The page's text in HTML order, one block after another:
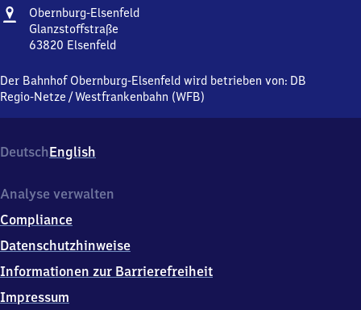
Adresse
Obernburg-ElsenfeldObernburg-
Glanzstoffstraße
63820 Elsenfeld
Elsenfeld,
Glanzstoffstraße,
2
Elsenfeld
Der Bahnhof Obernburg-Elsenfeld wird betrieben von: DB
Regio-Netze /Westfrankenbahn (WFB)
DeutschEnglish
Analyse verwalten
Compliance
Datenschutzhinweise
Informationen zur Barrierefreiheit
Impressum